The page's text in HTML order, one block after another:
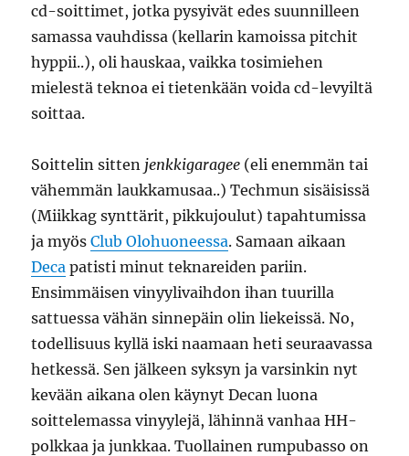
cd-soittimet, jotka pysyivät edes suunnilleen
samassa vauhdissa (kellarin kamoissa pitchit
hyppii..), oli hauskaa, vaikka tosimiehen
mielestä teknoa ei tietenkään voida cd-levyiltä
soittaa.
Soittelin sitten jenkkigaragee (eli enemmän tai
vähemmän laukkamusaa..) Techmun sisäisissä
(Miikkag synttärit, pikkujoulut) tapahtumissa
ja myösClub Olohuoneessa. Samaan aikaan
Deca patisti minut teknareiden pariin.
Ensimmäisen vinyylivaihdon ihan tuurilla
sattuessa vähän sinnepäin olin liekeissä. No,
todellisuus kyllä iski naamaan heti seuraavassa
hetkessä. Sen jälkeen syksyn ja varsinkin nyt
kevään aikana olen käynyt Decan luona
soittelemassa vinyylejä, lähinnä vanhaa HH-
polkkaa ja junkkaa. Tuollainen rumpubasso on